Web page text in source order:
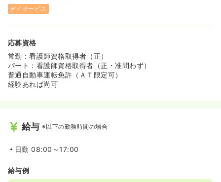
デイサービス
応募資格
常勤：看護師資格取得者（正）
パート：看護師資格取得者（正・准問わず）
普通自動車運転免許（ＡＴ限定可）
経験あれば尚可
給与 ※以下の勤務時間の場合
日勤 08:00～17:00
給与例